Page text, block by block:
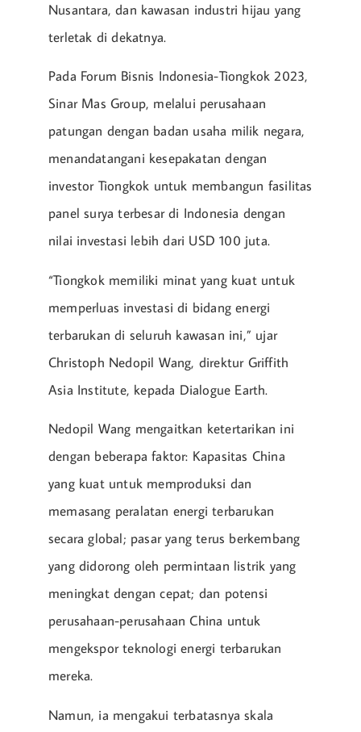
Nusantara, dan kawasan industri hijau yang
terletak di dekatnya.
Pada Forum Bisnis Indonesia-Tiongkok 2023,
Sinar Mas Group, melalui perusahaan
patungan dengan badan usaha milik negara,
menandatangani kesepakatan dengan
investor Tiongkok untuk membangun fasilitas
panel surya terbesar di Indonesia dengan
nilai investasi lebih dari USD 100 juta.
“Tiongkok memiliki minat yang kuat untuk
memperluas investasi di bidang energi
terbarukan di seluruh kawasan ini,” ujar
Christoph Nedopil Wang, direktur Griffith
Asia Institute, kepada Dialogue Earth.
Nedopil Wang mengaitkan ketertarikan ini
dengan beberapa faktor: Kapasitas China
yang kuat untuk memproduksi dan
memasang peralatan energi terbarukan
secara global; pasar yang terus berkembang
yang didorong oleh permintaan listrik yang
meningkat dengan cepat; dan potensi
perusahaan-perusahaan China untuk
mengekspor teknologi energi terbarukan
mereka.
Namun, ia mengakui terbatasnya skala